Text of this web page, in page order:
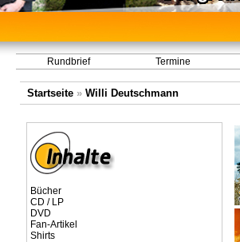
Rundbrief Termine
Startseite» Willi Deutschmann
Bücher
CD / LP
DVD
Fan-Artikel
Shirts